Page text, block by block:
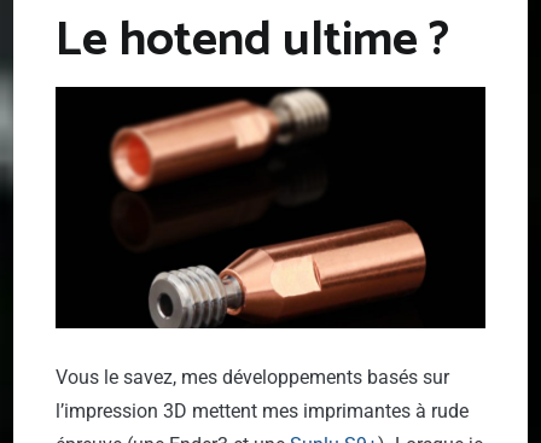
Le hotend ultime ?
Vous le savez, mes développements basés sur
l’impression 3D mettent mes imprimantes à rude